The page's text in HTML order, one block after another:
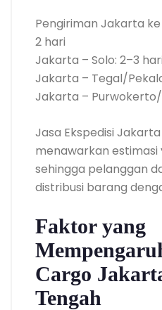
Pengiriman Jakarta
2 hari
Jakarta – Solo: 2–3 hari
Jakarta – Tegal/
Jakarta –
Jasa Ekspedisi
menawarkan
sehingga pelanggan
distribusi barang
Faktor yang
Cargo
Tengah